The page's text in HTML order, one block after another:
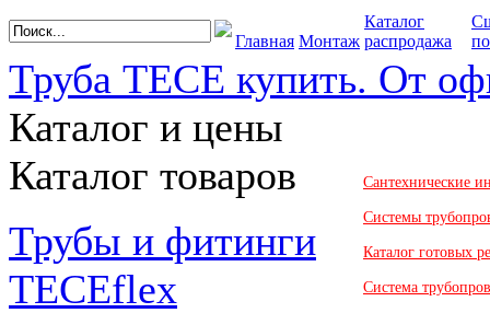
Главная Монтаж
Каталог
распродажа
Труба TECE купить. От
Каталог и цены
Каталог товаров
Трубы и фитинги
TECEflex
Сантехнические
Системы
Каталог готовых
Система